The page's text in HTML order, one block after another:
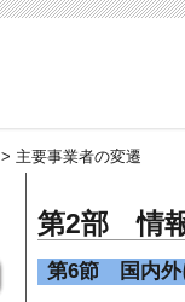
> 主要事業者の変遷
第2部 情
第6節 国内外